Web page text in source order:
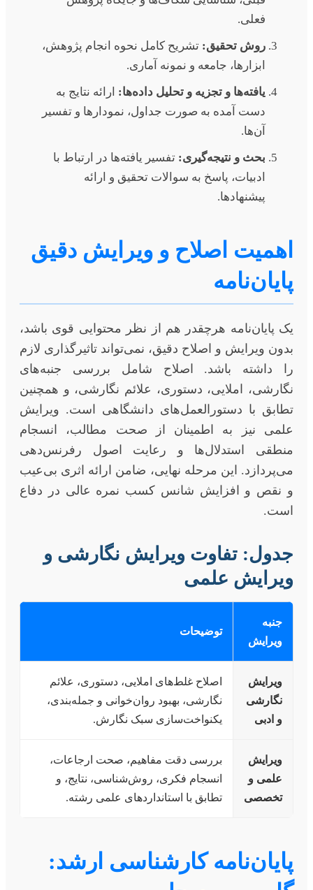
فعلی.
روش تحقیق: تشریح کامل نحوه انجام پژوهش،
ابزارها، جامعه و نمونه آماری.
یافته‌ها و تجزیه و تحلیل داده‌ها: ارائه نتایج به
دست آمده به صورت جداول، نمودارها و تفسیر
آن‌ها.
بحث و نتیجه‌گیری: تفسیر یافته‌ها در ارتباط با
ادبیات، پاسخ به سوالات تحقیق و ارائه
پیشنهادها.
اهمیت اصلاح و ویرایش دقیق
پایان‌نامه
یک پایان‌نامه هرچقدر هم از نظر محتوایی قوی باشد،
بدون ویرایش و اصلاح دقیق، نمی‌تواند تاثیرگذاری لازم
را داشته باشد. اصلاح شامل بررسی جنبه‌های
نگارشی، املایی، دستوری، علائم نگارشی، و همچنین
تطابق با دستورالعمل‌های دانشگاهی است. ویرایش
علمی نیز به اطمینان از صحت مطالب، انسجام
منطقی استدلال‌ها و رعایت اصول رفرنس‌دهی
می‌پردازد. این مرحله نهایی، ضامن ارائه اثری بی‌عیب
و نقص و افزایش شانس کسب نمره عالی در دفاع
است.
جدول: تفاوت ویرایش نگارشی و
ویرایش علمی
جنبه
ویرایش
توضیحات
ویرایش
نگارشی
و ادبی
اصلاح غلط‌های املایی، دستوری، علائم
نگارشی، بهبود روان‌خوانی و جمله‌بندی،
یکنواخت‌سازی سبک نگارش.
ویرایش
علمی و
تخصصی
بررسی دقت مفاهیم، صحت ارجاعات،
انسجام فکری، روش‌شناسی، نتایج، و
تطابق با استانداردهای علمی رشته.
پایان‌نامه کارشناسی ارشد: